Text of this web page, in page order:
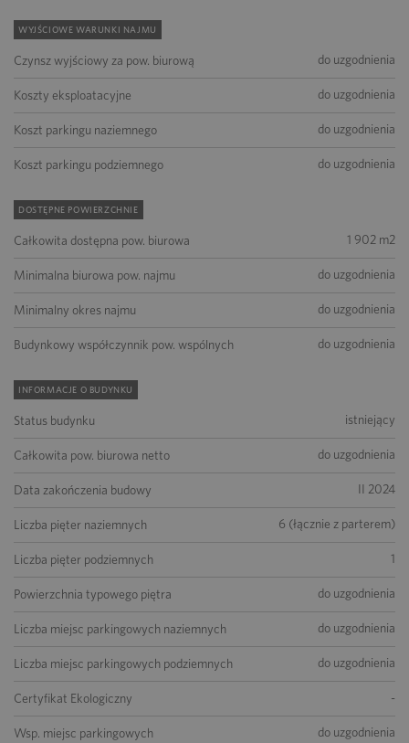
WYJŚCIOWE WARUNKI NAJMU
Czynsz wyjściowy za pow. biurową do uzgodnienia
Koszty eksploatacyjne do uzgodnienia
Koszt parkingu naziemnego do uzgodnienia
Koszt parkingu podziemnego do uzgodnienia
DOSTĘPNE POWIERZCHNIE
Całkowita dostępna pow. biurowa 1 902 m2
Minimalna biurowa pow. najmu do uzgodnienia
Minimalny okres najmu do uzgodnienia
Budynkowy współczynnik pow. wspólnych do uzgodnienia
INFORMACJE O BUDYNKU
Status budynku istniejący
Całkowita pow. biurowa netto do uzgodnienia
Data zakończenia budowy II 2024
Liczba pięter naziemnych 6 (łącznie z parterem)
Liczba pięter podziemnych 1
Powierzchnia typowego piętra do uzgodnienia
Liczba miejsc parkingowych naziemnych do uzgodnienia
Liczba miejsc parkingowych podziemnych do uzgodnienia
Certyfikat Ekologiczny -
Wsp. miejsc parkingowych do uzgodnienia